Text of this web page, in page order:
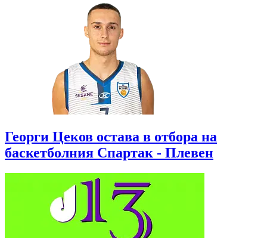
Георги Цеков остава в отбора на
баскетболния Спартак - Плевен